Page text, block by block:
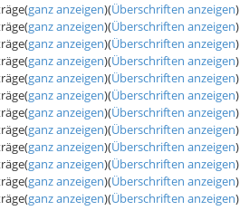
(ganz anzeigen)(Überschriften anzeigen)
(ganz anzeigen)(Überschriften anzeigen)
(ganz anzeigen)(Überschriften anzeigen)
(ganz anzeigen)(Überschriften anzeigen)
(ganz anzeigen)(Überschriften anzeigen)
(ganz anzeigen)(Überschriften anzeigen)
(ganz anzeigen)(Überschriften anzeigen)
(ganz anzeigen)(Überschriften anzeigen)
(ganz anzeigen)(Überschriften anzeigen)
(ganz anzeigen)(Überschriften anzeigen)
(ganz anzeigen)(Überschriften anzeigen)
(ganz anzeigen)(Überschriften anzeigen)